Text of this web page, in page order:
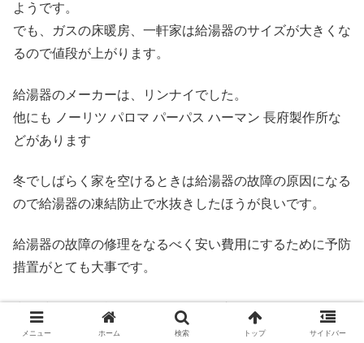
ようです。
でも、ガスの床暖房、一軒家は給湯器のサイズが大きくな
るので値段が上がります。
給湯器のメーカーは、リンナイでした。
他にも ノーリツ パロマ パーパス ハーマン 長府製作所な
どがあります
冬でしばらく家を空けるときは給湯器の故障の原因になる
ので給湯器の凍結防止で水抜きしたほうが良いです。
給湯器の故障の修理をなるべく安い費用にするために予防
措置がとても大事です。
少し時間的に余裕があるなら給湯器交換でホームセンター
で下調べするのもおすすめです。
メニュー ホーム 検索 トップ サイドバー